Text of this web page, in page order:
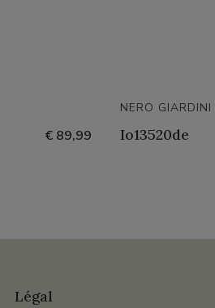
€ 89,99
NERO GIARDINI
Io13520de
Légal